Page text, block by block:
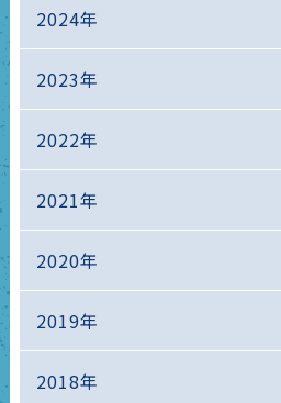
2024年
2023年
2022年
2021年
2020年
2019年
2018年